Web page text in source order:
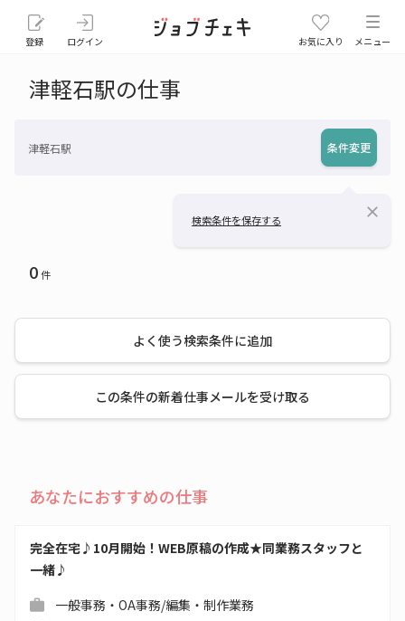
登録 ログイン お気に入り メニュー
津軽石駅の仕事
津軽石駅 条件変更
検索条件を保存する close
0件
よく使う検索条件に追加
この条件の新着仕事メールを受け取る
あなたにおすすめの仕事
完全在宅♪10月開始！WEB原稿の作成★同業務スタッフと
一緒♪
一般事務・OA事務/編集・制作業務